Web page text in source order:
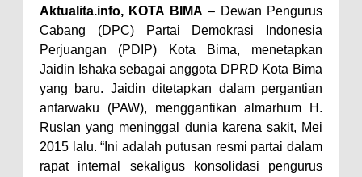
Perkuat Soliditas-Sinergi,
Kapolres Bima Silaturahmi ke
Kejari dan Kodim 1608
Nobar Piala Dunia Argentina vs
Inggris, Polres Bima Pererat
Silaturahmi dengan Masyarakat
Aktualita.info, KOTA BIMA – Dewan Pengurus
Cabang (DPC) Partai Demokrasi Indonesia
Perjuangan (PDIP) Kota Bima, menetapkan
Jaidin Ishaka sebagai anggota DPRD Kota Bima
yang baru. Jaidin ditetapkan dalam pergantian
antarwaku (PAW), menggantikan almarhum H.
Ruslan yang meninggal dunia karena sakit, Mei
2015 lalu. “Ini adalah putusan resmi partai dalam
rapat internal sekaligus konsolidasi pengurus